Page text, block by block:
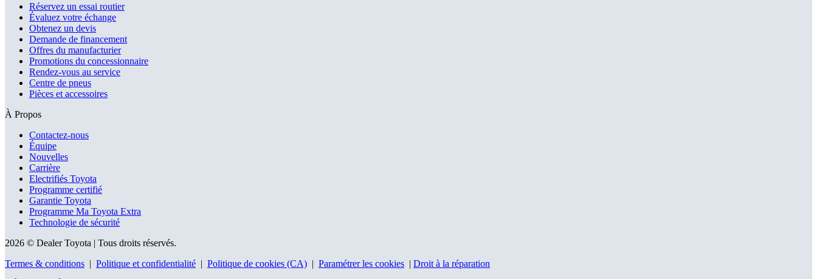
Réservez un essai routier
Évaluez votre échange
Obtenez un devis
Demande de financement
Offres du manufacturier
Promotions du concessionnaire
Rendez-vous au service
Centre de pneus
Pièces et accessoires
À Propos
Contactez-nous
Équipe
Nouvelles
Carrière
Electrifiés Toyota
Programme certifié
Garantie Toyota
Programme Ma Toyota Extra
Technologie de sécurité
2026 © Dealer Toyota | Tous droits réservés.
Termes & conditions | Politique et confidentialité | Politique de cookies (CA) | Paramétrer les cookies | Droit à la réparation